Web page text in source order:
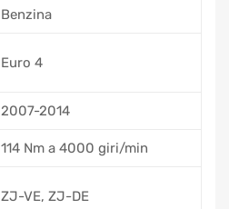
Benzina
Euro 4
2007-2014
114 Nm a 4000 giri/min
ZJ-VE, ZJ-DE